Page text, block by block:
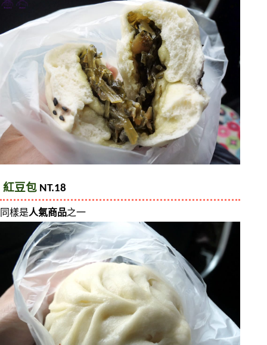
紅豆包 NT.18
同樣是人氣商品之一